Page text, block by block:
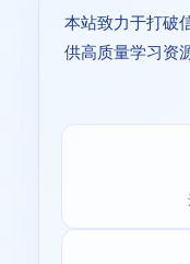
本站致力于打破
供高质量学习资